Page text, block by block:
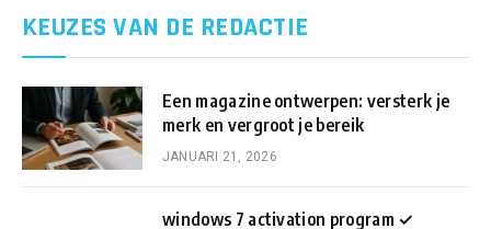
KEUZES VAN DE REDACTIE
Een magazine ontwerpen: versterk je
merk en vergroot je bereik
JANUARI 21, 2026
windows 7 activation program ✓